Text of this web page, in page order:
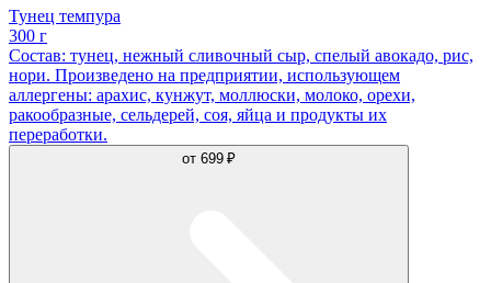
Тунец темпура
300 г
Состав: тунец, нежный сливочный сыр, спелый авокадо, рис,
нори. Произведено на предприятии, использующем
аллергены: арахис, кунжут, моллюски, молоко, орехи,
ракообразные, сельдерей, соя, яйца и продукты их
переработки.
от 699 ₽